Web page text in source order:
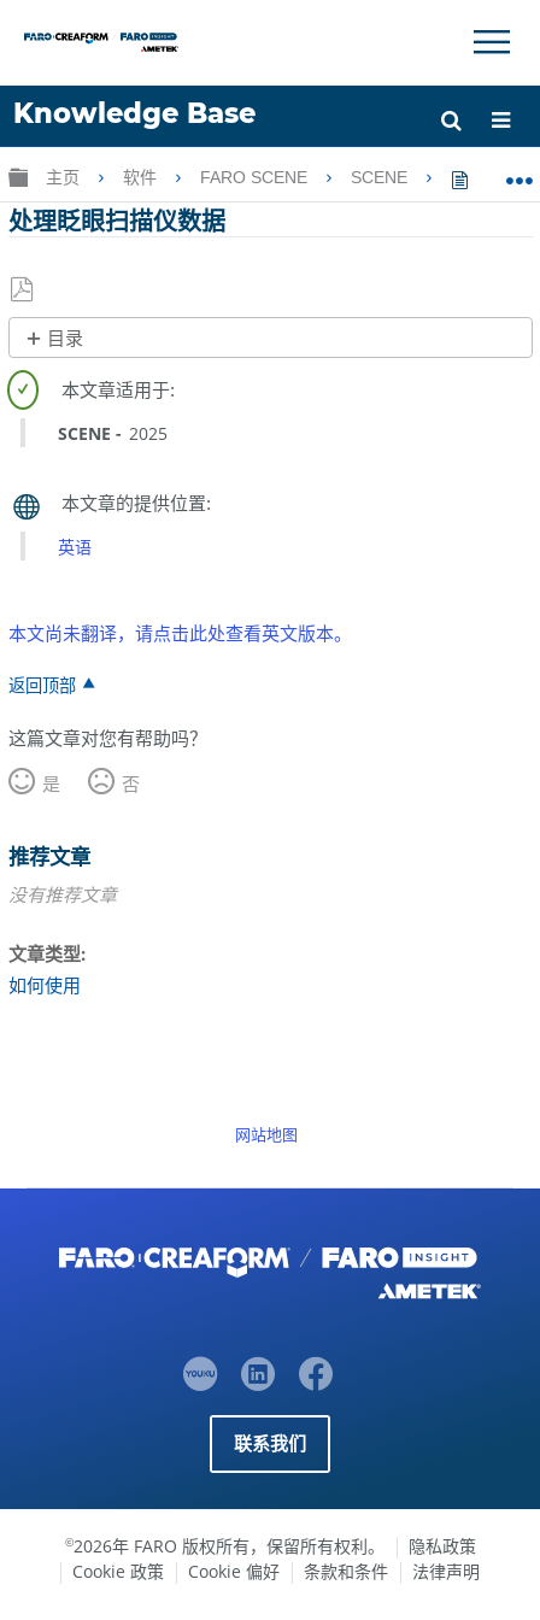
Knowledge Base
语言
获取帮助 注册
×
扩展/隐缩全局层次
主页 软件 FARO SCENE SCENE 处理眨
处理眨眼扫描仪数据
另
存
为
PDF
目录
无
页
眉
SCENE 2025
英语
本文尚未翻译，请点击此处查看英文版本。
返回顶部
这篇文章对您有帮助吗？
是
否
推荐文章
没有推荐文章
文章类型
如何使用
网站地图
联系我们
©2026年 FARO 版权所有，保留所有权利。
隐私政策
Cookie 政策
Cookie 偏好 条款和条件 法律声明